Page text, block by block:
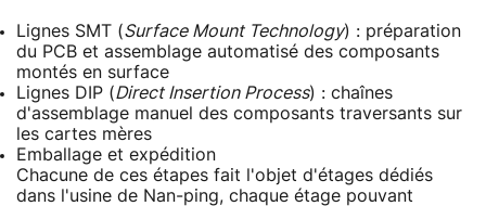
Lignes SMT (Surface Mount Technology) : préparation
du PCB et assemblage automatisé des composants
montés en surface
Lignes DIP (Direct Insertion Process) : chaînes
d'assemblage manuel des composants traversants sur
les cartes mères
Emballage et expédition
Chacune de ces étapes fait l'objet d'étages dédiés
dans l'usine de Nan-ping, chaque étage pouvant